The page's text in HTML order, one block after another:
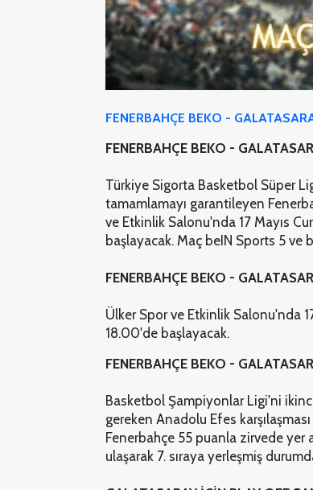
FENERBAHÇE BEKO -
FENERBAHÇE BEKO -
Türkiye Sigorta Basketbol Süper
tamamlamayı garantileyen
ve Etkinlik Salonu'nda 17 Mayıs
başlayacak. Maç beIN Sports 5 ve
FENERBAHÇE BEKO -
Ülker Spor ve Etkinlik Salonu'nda
18.00'de başlayacak.
FENERBAHÇE BEKO -
Basketbol Şampiyonlar Ligi'ni
gereken Anadolu Efes
Fenerbahçe 55 puanla zirvede yer
ulaşarak 7. sıraya yerleşmiş